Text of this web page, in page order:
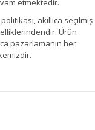
etmektedir.
akıllıca seçilmiş
Ürün
pazarlamanın her